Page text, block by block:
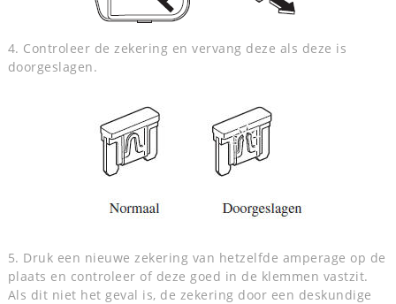
4. Controleer de zekering en vervang deze als deze is
doorgeslagen.
5. Druk een nieuwe zekering van hetzelfde amperage op de
plaats en controleer of deze goed in de klemmen vastzit.
Als dit niet het geval is, de zekering door een deskundige